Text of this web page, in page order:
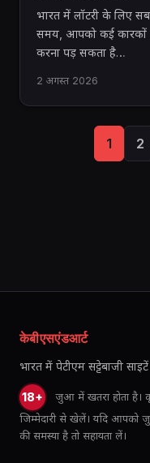
भारत में लॉटरी के लिए
समय, आपको कई कारकों
करना पड़ सकता है…
2 अगस्त 2026
1 2
केबीएसएंडआर्ट
भारत में पेटीएम सट्टेबाजी साइटें
18+
जुआ में खतरा होता है।
जिम्मेदारी से खेलें। यदि आपको
की समस्या है तो सहायता लें।